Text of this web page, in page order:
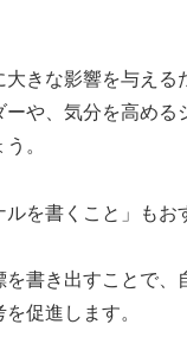
大きな影響を与える
ーや、気分を高める
。
を書くこと」もお
書き出すことで、
促進します。